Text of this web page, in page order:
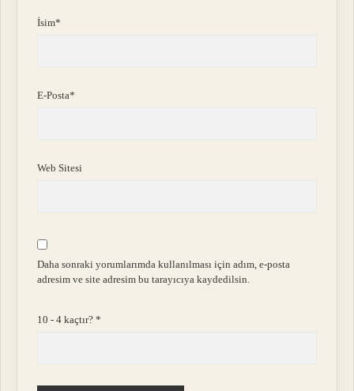
İsim*
E-Posta*
Web Sitesi
Daha sonraki yorumlarımda kullanılması için adım, e-posta
adresim ve site adresim bu tarayıcıya kaydedilsin.
10 - 4 kaçtır?*